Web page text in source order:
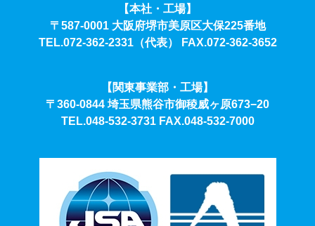
【本社・工場】
〒587-0001 大阪府堺市美原区大保225番地
TEL.072-362-2331（代表）
FAX.072-362-3652
【関東事業部・工場】
〒360-0844 埼玉県熊谷市御稜威ヶ原673−20
TEL.048-532-3731 FAX.048-532-7000